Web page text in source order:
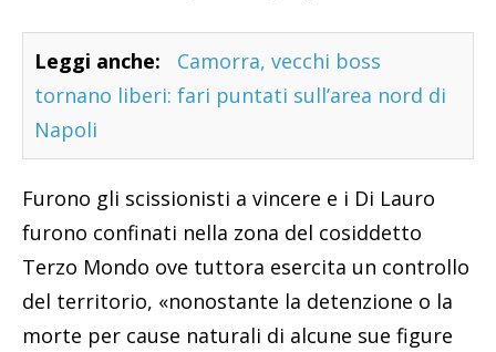
Leggi anche:
Camorra, vecchi boss
tornano liberi: fari puntati sull’area nord di
Napoli
Furono gli scissionisti a vincere e i Di Lauro
furono confinati nella zona del cosiddetto
Terzo Mondo ove tuttora esercita un controllo
del territorio, «nonostante la detenzione o la
morte per cause naturali di alcune sue figure